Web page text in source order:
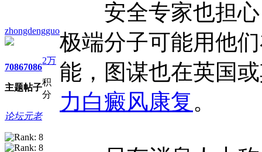
zhongdengguo
7086
主题
7086
帖子
2万
积
分
论坛元老
安全专家也担心
极端分子可能用他
能，图谋也在英国
力白癜风康复 。